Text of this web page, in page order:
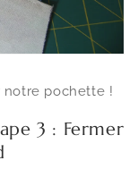
notre pochette !
3 : Fermer